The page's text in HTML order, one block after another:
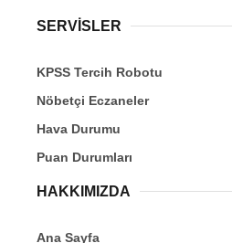
SERVİSLER
KPSS Tercih Robotu
Nöbetçi Eczaneler
Hava Durumu
Puan Durumları
HAKKIMIZDA
Ana Sayfa